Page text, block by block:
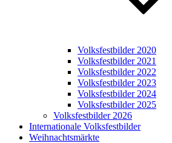
Volksfestbilder 2020
Volksfestbilder 2021
Volksfestbilder 2022
Volksfestbilder 2023
Volksfestbilder 2024
Volksfestbilder 2025
Volksfestbilder 2026
Internationale Volksfestbilder
Weihnachtsmärkte